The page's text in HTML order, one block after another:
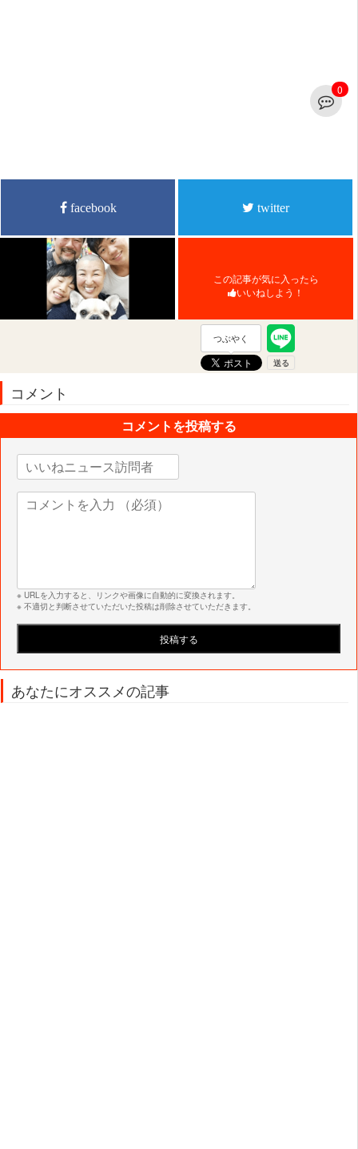
facebook twitter
この記事が気に入ったら
いいねしよう！
つぶやく
コメント
0
コメントを投稿する
※ URLを入力すると、リンクや画像に自動的に変換されます。
※ 不適切と判断させていただいた投稿は削除させていただきます。
あなたにオススメの記事